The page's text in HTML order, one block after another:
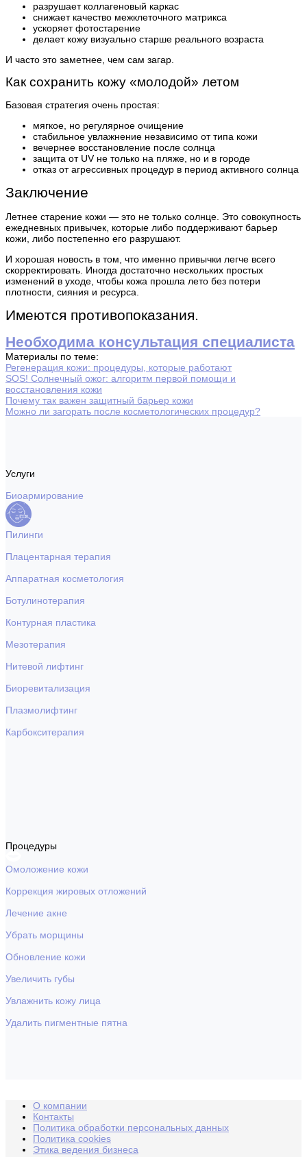
разрушает коллагеновый каркас
снижает качество межклеточного матрикса
ускоряет фотостарение
делает кожу визуально старше реального возраста
И часто это заметнее, чем сам загар.
Как сохранить кожу «молодой» летом
Базовая стратегия очень простая:
мягкое, но регулярное очищение
стабильное увлажнение независимо от типа кожи
вечернее восстановление после солнца
защита от UV не только на пляже, но и в городе
отказ от агрессивных процедур в период активного солнца
Заключение
Летнее старение кожи — это не только солнце. Это совокупность
ежедневных привычек, которые либо поддерживают барьер
кожи, либо постепенно его разрушают.
И хорошая новость в том, что именно привычки легче всего
скорректировать. Иногда достаточно нескольких простых
изменений в уходе, чтобы кожа прошла лето без потери
плотности, сияния и ресурса.
Имеются противопоказания.
Необходима консультация специалиста
Материалы по теме:
Регенерация кожи: процедуры, которые работают
SOS! Солнечный ожог: алгоритм первой помощи и
восстановления кожи
Почему так важен защитный барьер кожи
Можно ли загорать после косметологических процедур?
Услуги
Биоармирование
Пилинги
Плацентарная терапия
Аппаратная косметология
Ботулинотерапия
Контурная пластика
Мезотерапия
Нитевой лифтинг
Биоревитализация
Плазмолифтинг
Карбокситерапия
Процедуры
Омоложение кожи
Коррекция жировых отложений
Лечение акне
Убрать морщины
Обновление кожи
Увеличить губы
Увлажнить кожу лица
Удалить пигментные пятна
О компании
Контакты
Политика обработки персональных данных
Политика cookies
Этика ведения бизнеса